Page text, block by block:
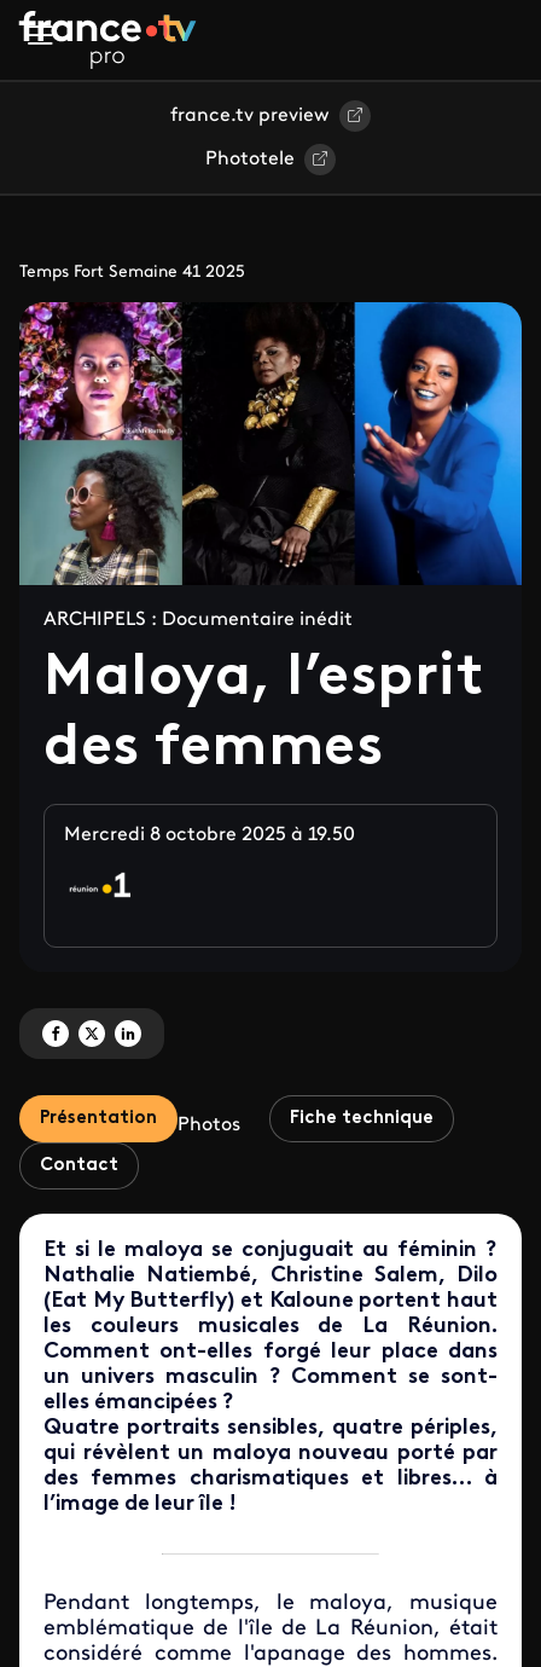
Aller au contenu principal
france.tv preview
Phototele
Temps Fort Semaine 41 2025
ARCHIPELS : Documentaire inédit
Maloya, l’esprit
des femmes
Mercredi 8 octobre 2025 à 19.50
Partagez 'Maloya, l’esprit des femmes ' sur Facebook
Partagez 'Maloya, l’esprit des femmes ' sur X
Partagez 'Maloya, l’esprit des femmes ' sur LinkedIn
Présentation Photos Fiche technique
Contact
Et si le maloya se conjuguait au féminin ?
Nathalie Natiembé, Christine Salem, Dilo
(Eat My Butterfly) et Kaloune portent haut
les couleurs musicales de La Réunion.
Comment ont-elles forgé leur place dans
un univers masculin ? Comment se sont-
elles émancipées ?
Quatre portraits sensibles, quatre périples,
qui révèlent un maloya nouveau porté par
des femmes charismatiques et libres… à
l’image de leur île !
Pendant longtemps, le maloya, musique
emblématique de l'île de La Réunion, était
considéré comme l'apanage des hommes.